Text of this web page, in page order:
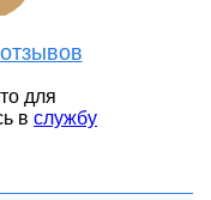
отзывов
для
в службу